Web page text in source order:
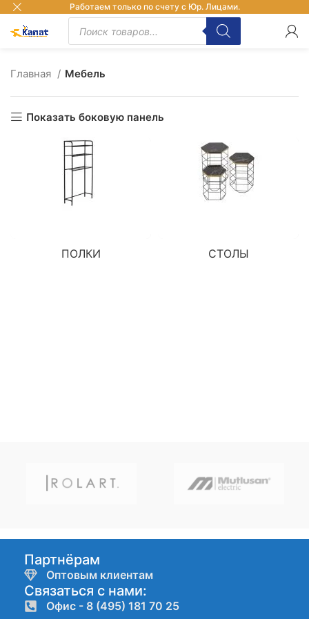
Главная Мебель
Показать боковую панель
ПОЛКИ СТОЛЫ
Партнёрам
Оптовым клиентам
Связаться с нами:
Офис - 8 (495) 181 70 25
Работаем только по счету с Юр. Лицами.